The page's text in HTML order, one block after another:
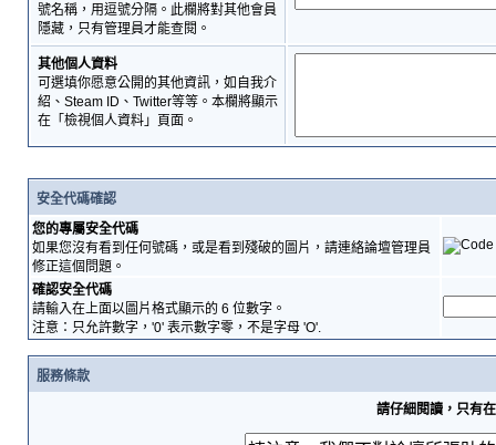
號名稱，用逗號分隔。此欄將對其他會員
隱藏，只有管理員才能查閱。
其他個人資料
可選填你愿意公開的其他資訊，如自我介
紹、Steam ID、Twitter等等。本欄將顯示
在「檢視個人資料」頁面。
安全代碼確認
您的專屬安全代碼
如果您沒有看到任何號碼，或是看到殘破的圖片，請連絡論壇管理員
修正這個問題。
確認安全代碼
請輸入在上面以圖片格式顯示的 6 位數字。
注意：只允許數字，'0' 表示數字零，不是字母 'O'.
服務條款
請仔細閱讀，只有